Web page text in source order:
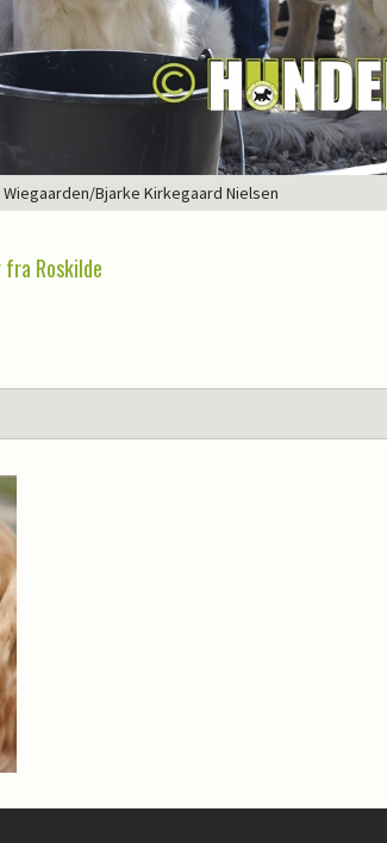
Bjarke Kirkegaard Nielsen
fra Roskilde